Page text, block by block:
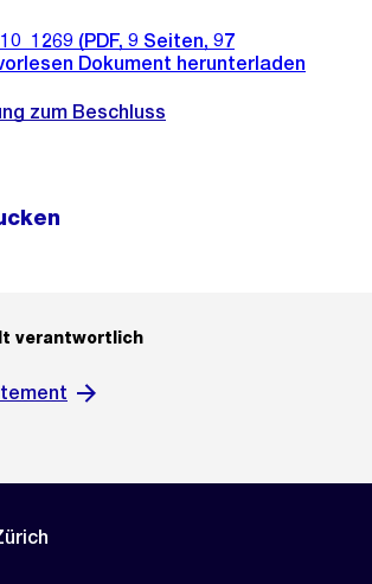
(PDF, 9 Seiten, 97
Dokument herunterladen
zum Beschluss
verantwortlich